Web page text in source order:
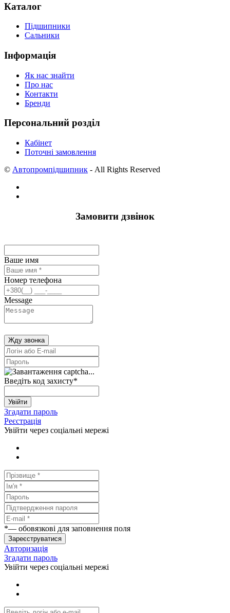
Каталог
Підшипники
Сальники
Інформація
Як нас знайти
Про нас
Контакти
Бренди
Персональний розділ
Кабінет
Поточні замовлення
© Автопромпідшипник - All Rights Reserved
Замовити дзвінок
Ваше имя
Номер телефона
Message
Жду звонка
Введіть код захисту*
Увійти
Згадати пароль
Реєстрація
Увійти через соціальні мережі
*— обовязкові для заповнення поля
Зареєструватися
Авторизація
Згадати пароль
Увійти через соціальні мережі